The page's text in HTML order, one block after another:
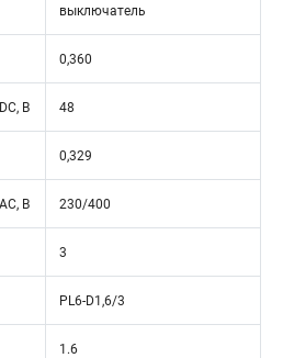
выключатель
0,360
В 48
0,329
В 230/400
3
PL6-D1,6/3
1.6